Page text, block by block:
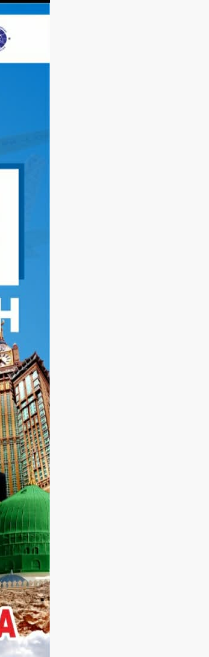
Langsung
ke